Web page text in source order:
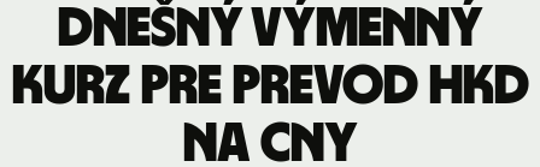
Dnešný výmenný
kurz pre prevod HKD
na CNY